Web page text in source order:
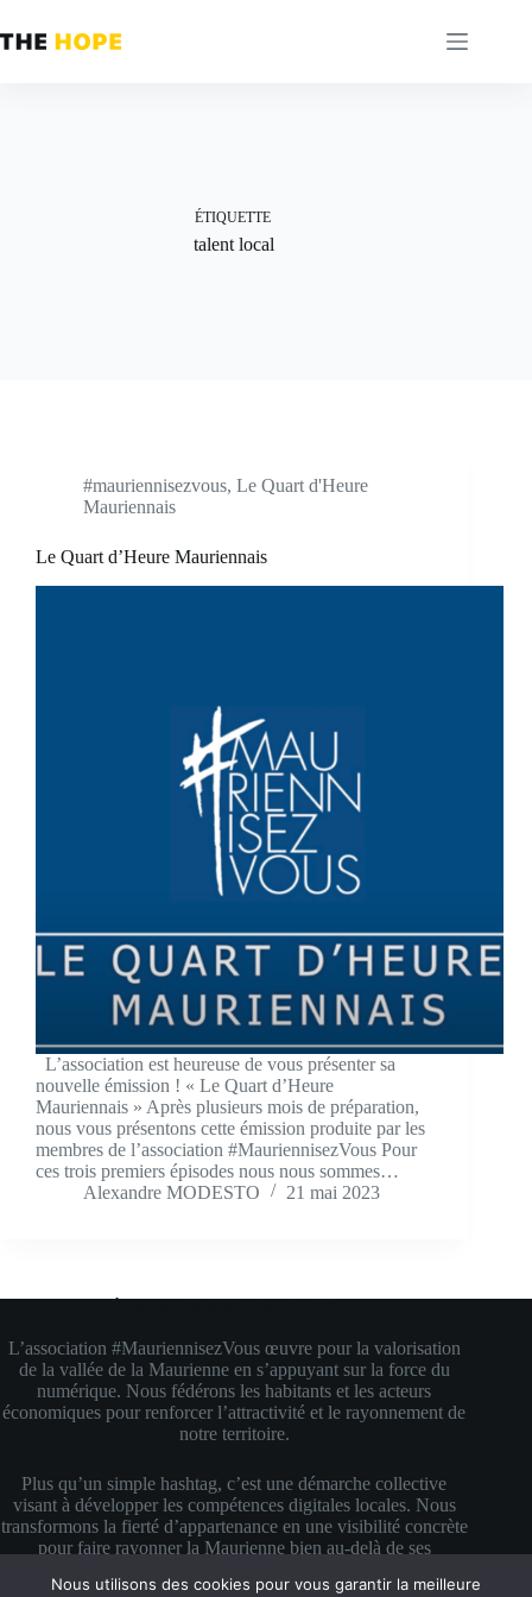
au
contenu
ÉTIQUETTE
talent local
#mauriennisezvous, Le Quart d'Heure
Mauriennais
Le Quart d’Heure Mauriennais
L’association est heureuse de vous présenter sa
nouvelle émission ! « Le Quart d’Heure
Mauriennais » Après plusieurs mois de préparation,
nous vous présentons cette émission produite par les
membres de l’association #MauriennisezVous Pour
ces trois premiers épisodes nous nous sommes…
Alexandre MODESTO
21 mai 2023
L’association #MauriennisezVous œuvre pour la valorisation
de la vallée de la Maurienne en s’appuyant sur la force du
numérique. Nous fédérons les habitants et les acteurs
économiques pour renforcer l’attractivité et le rayonnement de
notre territoire.
Plus qu’un simple hashtag, c’est une démarche collective
visant à développer les compétences digitales locales. Nous
transformons la fierté d’appartenance en une visibilité concrète
pour faire rayonner la Maurienne bien au-delà de ses
Copyright © 2026 #MauriennisezVous — Propulsé avec
Nous utilisons des cookies pour vous garantir la meilleure